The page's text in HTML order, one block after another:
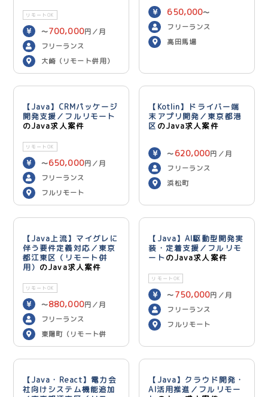
リモートOK
〜700,000円／月
フリーランス
大崎（リモート併用）
650,000〜
750,000 円／月
フリーランス
高田馬場
【Java】CRMパッケージ
開発支援／フルリモート
のJava求人案件
リモートOK
〜650,000円／月
フリーランス
フルリモート
【Kotlin】ドライバー端
末アプリ開発／東京都港
区 のJava求人案件
〜 620,000円／月
フリーランス
浜松町
【Java上流】マイグレに
伴う要件定義対応／東京
都江東区（リモート併
用） のJava求人案件
リモートOK
〜880,000円／月
フリーランス
東陽町（リモート併
用）
【Java】AI駆動型開発実
装・定着支援／フルリモ
ートのJava求人案件
リモートOK
〜 750,000円／月
フリーランス
フルリモート
【Java・React】電力会
社向けシステム機能追加
【Java】クラウド開発・
AI活用推進／フルリモー